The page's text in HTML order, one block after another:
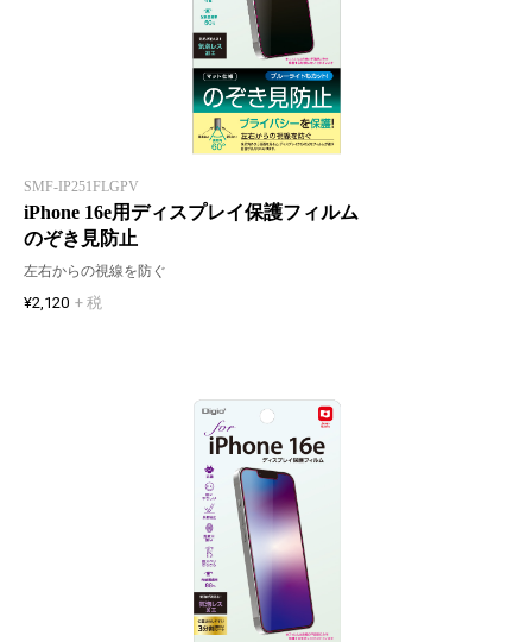
SMF-IP251FLGPV
iPhone 16e用ディスプレイ保護フィルム
のぞき見防止
左右からの視線を防ぐ
¥2,120 + 税